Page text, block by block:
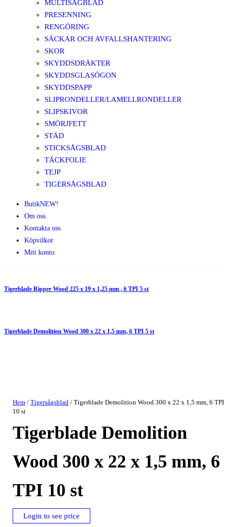
MULTISÅGBLAD
PRESENNING
RENGÖRING
SÄCKAR OCH AVFALLSHANTERING
SKOR
SKYDDSDRÄKTER
SKYDDSGLASÖGON
SKYDDSPAPP
SLIPRONDELLER/LAMELLRONDELLER
SLIPSKIVOR
SMÖRJFETT
STÄD
STICKSÅGSBLAD
TÄCKFOLIE
TEJP
TIGERSÅGSBLAD
ButikNEW!
Om oss
Kontakta oss
Köpvilkor
Mitt konto
Tigerblade Ripper Wood 225 x 19 x 1,25 mm , 6 TPI 5 st
Tigerblade Demolition Wood 300 x 22 x 1,5 mm, 6 TPI 5 st
Hem /Tigersågsblad / Tigerblade Demolition Wood 300 x 22 x 1,5 mm, 6 TPI
10 st
Tigerblade Demolition
Wood 300 x 22 x 1,5 mm, 6
TPI 10 st
Login to see price